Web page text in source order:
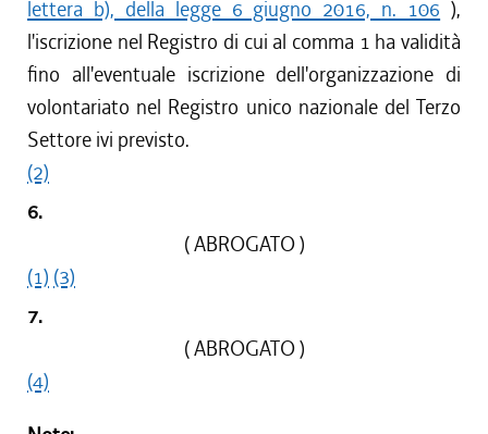
lettera b), della legge 6 giugno 2016, n. 106 ),
l'iscrizione nel Registro di cui al comma 1 ha validità
fino all'eventuale iscrizione dell'organizzazione di
volontariato nel Registro unico nazionale del Terzo
Settore ivi previsto.
(2)
6.
( ABROGATO )
(1) (3)
7.
( ABROGATO )
(4)